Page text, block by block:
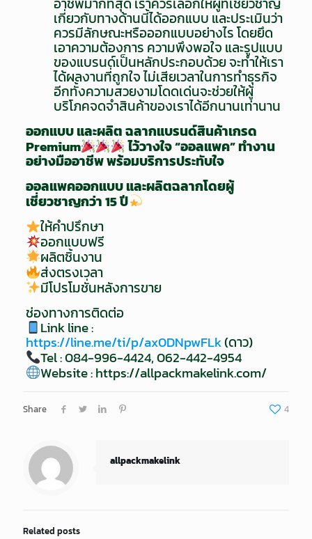
เกี่ยวกับทางด้านนี้ได้ออกแบบ และประเมินว่า
ควรมีลักษณะหรือออกแบบอย่างไร โดยยึด
เอาความต้องการ ความพึงพอใจ และรูปแบบ
ของแบรนด์เป็นหลักประกอบด้วย จะทำให้เรา
ได้ผลงานที่ถูกใจ ไม่เสียเวลาในการทำธุรกิจ
อีกทั้งความสวยงามโดดเด่นจะช่วยให้ผู้
บริโภคจดจำสินค้าของเราได้อีกนานเท่านาน
ออกแบบ และผลิต ฉลากแบรนด์สินค้าเกรด
Premium ไว้วางใจ “ออลแพค” ทำงาน
อย่างมืออาชีพ พร้อมบริการประทับใจ
ออลแพคออกแบบ และผลิตฉลากโดยผู้
เชี่ยวชาญกว่า 15 ปี
ให้คำปรึกษา
ออกแบบฟรี
ผลิตชิ้นงาน
ส่งตรงเวลา
มีโปรโมชั่นหลังการขาย
ช่องทางการติดต่อ
Link line :
https://line.me/ti/p/ax0DNpwFLk(ดาว)
Tel : 084-996-4424, 062-442-4954
Website :https://allpackmakelink.com/
Share 4
allpackmakelink
Related posts